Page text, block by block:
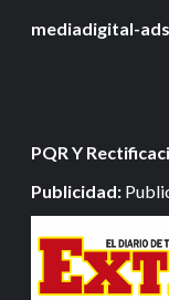
mediadigital-
PQR Y
Publicidad: